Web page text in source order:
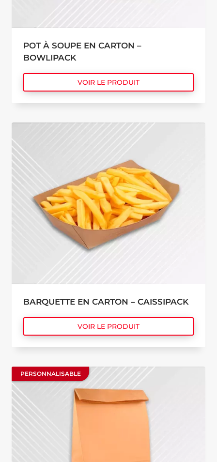
POT À SOUPE EN CARTON –
BOWLIPACK
VOIR LE PRODUIT
BARQUETTE EN CARTON – CAISSIPACK
VOIR LE PRODUIT
PERSONNALISABLE
PERSONNALISABLE